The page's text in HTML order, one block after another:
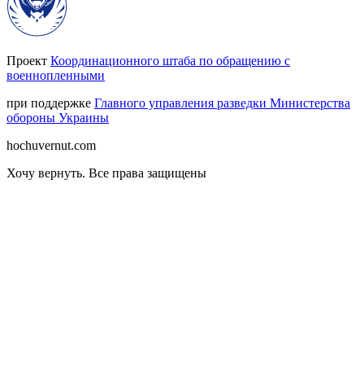
Проект Координационного штаба по обращению с
военнопленными
при поддержке Главного управления разведки Министерства
обороны Украины
hochuvernut.com
Хочу вернуть. Все права защищены